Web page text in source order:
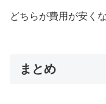
どちらが費用が安く
まとめ